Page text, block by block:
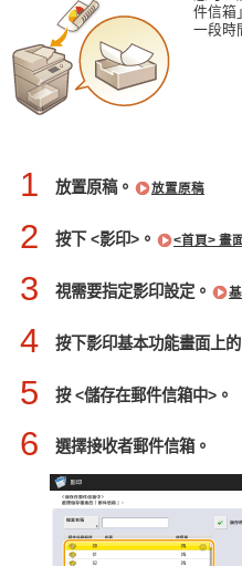
件信箱
一段時
1 放置原稿。 放置原稿
2 按下 <影印>。 <首頁> 畫
3 視需要指定影印設定。
4 按下影印基本功能畫面上的
5 按 <儲存在郵件信箱中>。
6 選擇接收者郵件信箱。